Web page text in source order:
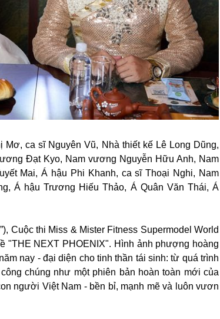
ca sĩ Nguyên Vũ, Nhà thiết kế Lê Long Dũng,
Đạt Kyo, Nam vương Nguyễn Hữu Anh, Nam
Mai, Á hậu Phi Khanh, ca sĩ Thoại Nghi, Nam
Á hậu Trương Hiếu Thảo, Á Quân Văn Thái, Á
Cuộc thi Miss & Mister Fitness Supermodel World
"THE NEXT PHOENIX". Hình ảnh phượng hoàng
nay - đại diện cho tinh thần tái sinh: từ quá trình
chúng như một phiên bản hoàn toàn mới của
người Việt Nam - bền bỉ, mạnh mẽ và luôn vươn